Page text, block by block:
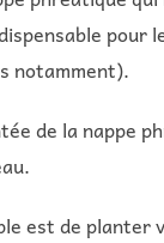
notamment).
de la nappe
est de